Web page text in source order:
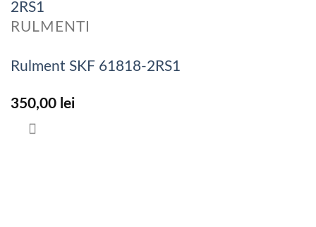
RULMENTI
Rulment SKF 61818-2RS1
350,00 lei